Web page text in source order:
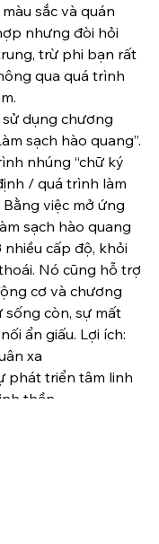
sắc và quán
nhưng đòi hỏi
trừ phi bạn rất
qua quá trình
dụng chương
sạch hào quang”.
nhúng “chữ ký
/ quá trình làm
việc mở ứng
sạch hào quang
nhiều cấp độ, khỏi
Nó cũng hỗ trợ
cơ và chương
còn, sự mất
ẩn giấu. Lợi ích:
luân xa
sự phát triển tâm linh
tinh thần